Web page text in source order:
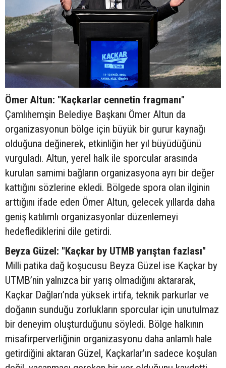
Ömer Altun: "Kaçkarlar cennetin fragmanı"
Çamlıhemşin Belediye Başkanı Ömer Altun da
organizasyonun bölge için büyük bir gurur kaynağı
olduğuna değinerek, etkinliğin her yıl büyüdüğünü
vurguladı. Altun, yerel halk ile sporcular arasında
kurulan samimi bağların organizasyona ayrı bir değer
kattığını sözlerine ekledi. Bölgede spora olan ilginin
arttığını ifade eden Ömer Altun, gelecek yıllarda daha
geniş katılımlı organizasyonlar düzenlemeyi
hedeflediklerini dile getirdi.
Beyza Güzel: "Kaçkar by UTMB yarıştan fazlası"
Milli patika dağ koşucusu Beyza Güzel ise Kaçkar by
UTMB’nin yalnızca bir yarış olmadığını aktararak,
Kaçkar Dağları’nda yüksek irtifa, teknik parkurlar ve
doğanın sunduğu zorlukların sporcular için unutulmaz
bir deneyim oluşturduğunu söyledi. Bölge halkının
misafirperverliğinin organizasyonu daha anlamlı hale
getirdiğini aktaran Güzel, Kaçkarlar’ın sadece koşulan